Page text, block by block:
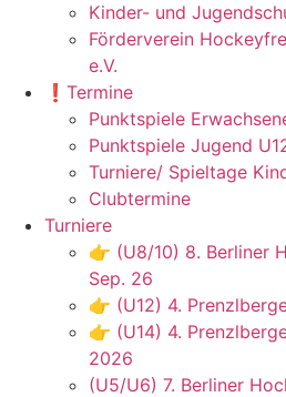
Kinder- und
Förderverein
e.V.
❗️Termine
Punktspiele
Punktspiele Jugend
Turniere/ Spieltage
Clubtermine
Turniere
👉 (U8/10) 8. Berliner
Sep. 26
👉 (U12) 4.
👉 (U14) 4.
2026
(U5/U6) 7. Berliner